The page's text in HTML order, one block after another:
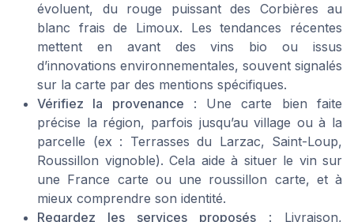
évoluent, du rouge puissant des Corbières au
blanc frais de Limoux. Les tendances récentes
mettent en avant des vins bio ou issus
d’innovations environnementales, souvent signalés
sur la carte par des mentions spécifiques.
Vérifiez la provenance : Une carte bien faite
précise la région, parfois jusqu’au village ou à la
parcelle (ex : Terrasses du Larzac, Saint-Loup,
Roussillon vignoble). Cela aide à situer le vin sur
une France carte ou une roussillon carte, et à
mieux comprendre son identité.
Regardez les services proposés : Livraison,